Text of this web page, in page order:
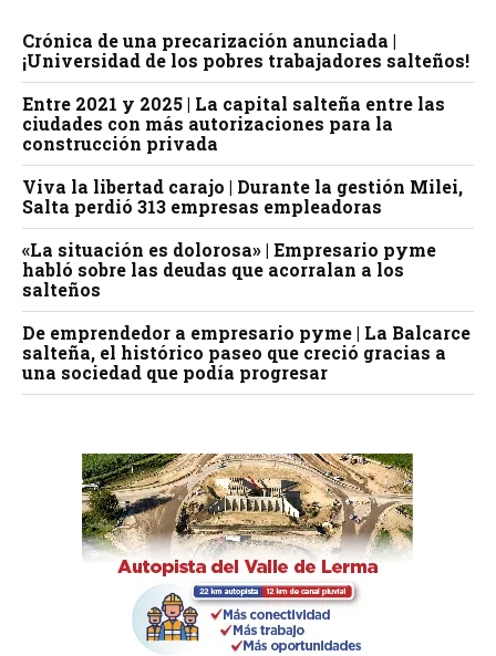
Crónica de una precarización anunciada |
¡Universidad de los pobres trabajadores salteños!
Entre 2021 y 2025 | La capital salteña entre las
ciudades con más autorizaciones para la
construcción privada
Viva la libertad carajo | Durante la gestión Milei,
Salta perdió 313 empresas empleadoras
«La situación es dolorosa» | Empresario pyme
habló sobre las deudas que acorralan a los
salteños
De emprendedor a empresario pyme | La Balcarce
salteña, el histórico paseo que creció gracias a
una sociedad que podía progresar